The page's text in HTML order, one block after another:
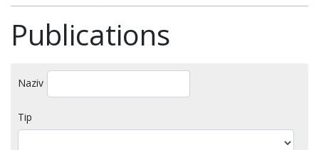
Publications
Naziv
Tip